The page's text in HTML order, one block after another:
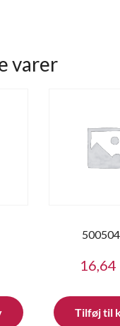
varer
16,64
Tilføj til